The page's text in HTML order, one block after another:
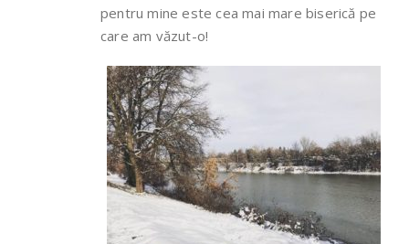
pentru mine este cea mai mare biserică pe
care am văzut-o!